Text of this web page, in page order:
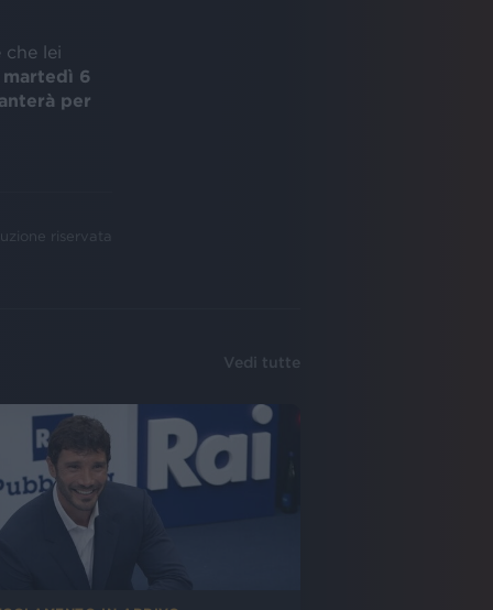
che lei
martedì 6
per
riservata
Vedi tutte